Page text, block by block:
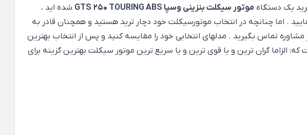
یک دستگاه موتور سیکلت بنزینی وسپا GTS 250 TOURING ABS
شده اید ،
. اما چنانچه در انتخاب موتورسیکلت خود دچار ترید هستید و همچنان قادر به
مشاوره تماس بگیرید . مدلهای انتخابی خود را مقایسه کنید و پس از انتخاب بهترین
گران ترین و یا قوی ترین و یا سریع ترین موتور سیکلت بهترین گزینه برای